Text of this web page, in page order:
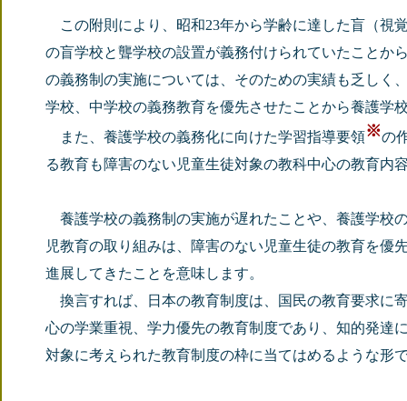
この附則により、昭和23年から学齢に達した盲（視
の盲学校と聾学校の設置が義務付けられていたことか
の義務制の実施については、そのための実績も乏しく
学校、中学校の義務教育を優先させたことから養護学
また、養護学校の義務化に向けた学習指導要領※の
る教育も障害のない児童生徒対象の教科中心の教育内
養護学校の義務制の実施が遅れたことや、養護学校
児教育の取り組みは、障害のない児童生徒の教育を優
進展してきたことを意味します。
換言すれば、日本の教育制度は、国民の教育要求に
心の学業重視、学力優先の教育制度であり、知的発達
対象に考えられた教育制度の枠に当てはめるような形